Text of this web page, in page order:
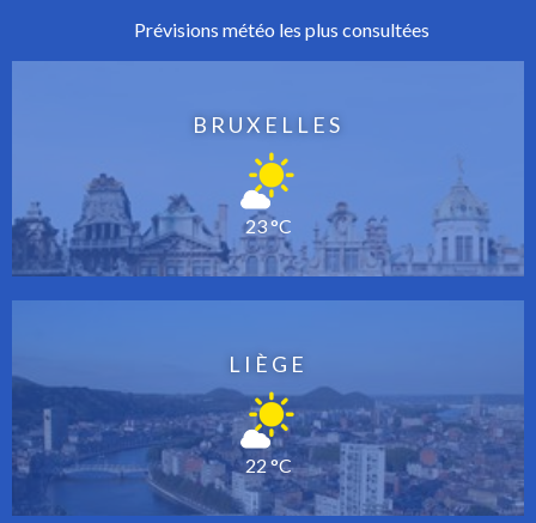
Prévisions météo les plus consultées
BRUXELLES
23 °C
LIÈGE
22 °C